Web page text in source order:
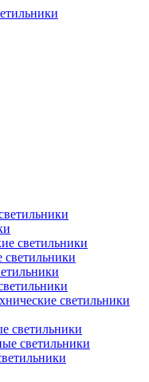
светильники
светильники
светильники
светильники
светильники